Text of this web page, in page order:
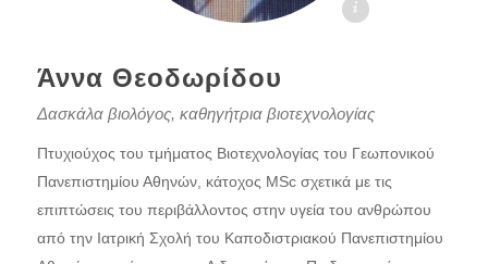
Άννα Θεοδωρίδου - daskaloi.gr
Άννα Θεοδωρίδου
Δασκάλα βιολόγος, καθηγήτρια βιοτεχνολογίας
Πτυχιούχος του τμήματος Βιοτεχνολογίας του Γεωπονικού
Πανεπιστημίου Αθηνών, κάτοχος MSc σχετικά με τις
επιπτώσεις του περιβάλλοντος στην υγεία του ανθρώπου
από την Ιατρική Σχολή του Καποδιστριακού Πανεπιστημίου